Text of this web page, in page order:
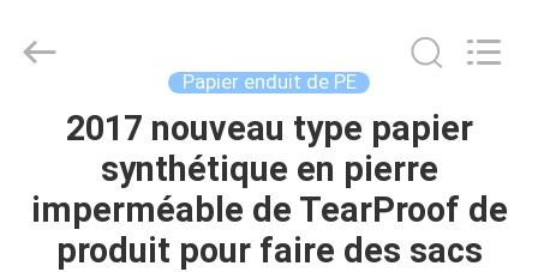
MAISON
GUANGZHOU
BMPAPER
Papier enduit de PE
2017 nouveau type papier
synthétique en pierre
imperméable de TearProof de
produit pour faire des sacs